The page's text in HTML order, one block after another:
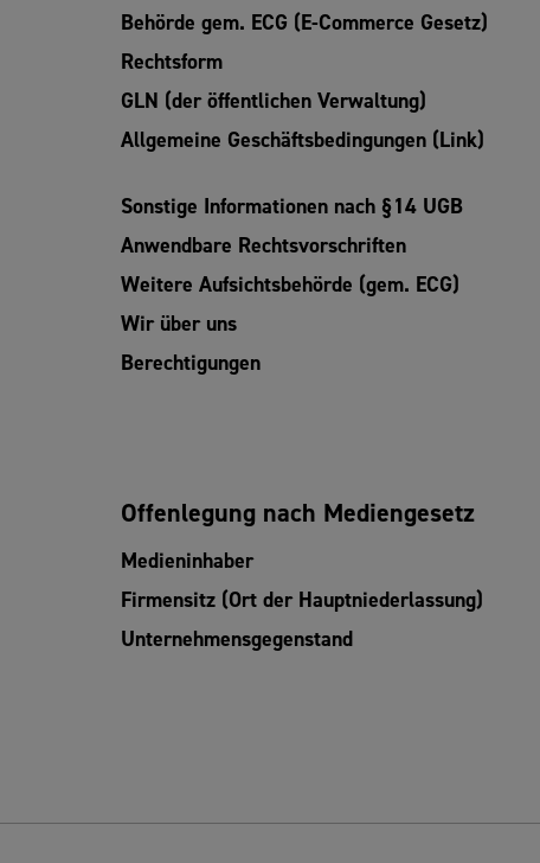
Behörde gem. ECG (E-Commerce Gesetz)
Rechtsform
GLN (der öffentlichen Verwaltung)
Allgemeine Geschäftsbedingungen (Link)
Sonstige Informationen nach §14 UGB
Anwendbare Rechtsvorschriften
Weitere Aufsichtsbehörde (gem. ECG)
Wir über uns
Berechtigungen
Offenlegung nach Mediengesetz
Medieninhaber
Firmensitz (Ort der Hauptniederlassung)
Unternehmensgegenstand